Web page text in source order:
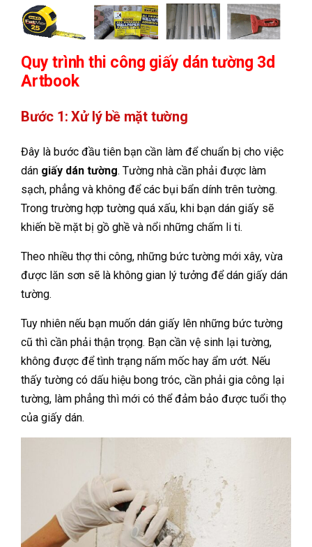
Quy trình thi công giấy dán tường 3d
Artbook
Bước 1: Xử lý bề mặt tường
Đây là bước đầu tiên bạn cần làm để chuẩn bị cho việc
dán giấy dán tường. Tường nhà cần phải được làm
sạch, phẳng và không để các bụi bẩn dính trên tường.
Trong trường hợp tường quá xấu, khi bạn dán giấy sẽ
khiến bề mặt bị gồ ghề và nổi những chấm li ti.
Theo nhiều thợ thi công, những bức tường mới xây, vừa
được lăn sơn sẽ là không gian lý tưởng để dán giấy dán
tường.
Tuy nhiên nếu bạn muốn dán giấy lên những bức tường
cũ thì cần phải thận trọng. Bạn cần vệ sinh lại tường,
không được để tình trạng nấm mốc hay ẩm ướt. Nếu
thấy tường có dấu hiệu bong tróc, cần phải gia công lại
tường, làm phẳng thì mới có thể đảm bảo được tuổi thọ
của giấy dán.